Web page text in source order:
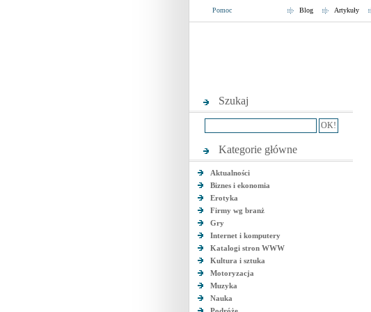
Pomoc Artykuły
Blog
Szukaj
Kategorie główne
Aktualności
Biznes i ekonomia
Erotyka
Firmy wg branż
Gry
Internet i komputery
Katalogi stron WWW
Kultura i sztuka
Motoryzacja
Muzyka
Nauka